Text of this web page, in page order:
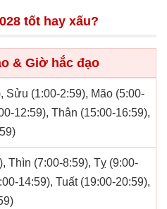
tốt hay xấu?
& Giờ hắc đạo
Sửu (1:00-2:59), Mão (5:00-
12:59), Thân (15:00-16:59),
Thìn (7:00-8:59), Tỵ (9:00-
14:59), Tuất (19:00-20:59),